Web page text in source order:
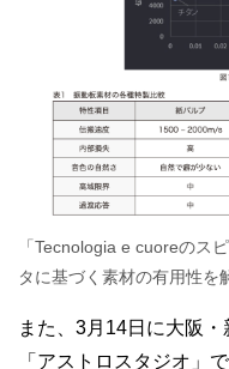
「Tecnologia e cuoreのス
タに基づく素材の有用性を
また、3月14日に大阪
「アストロスタジオ」